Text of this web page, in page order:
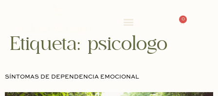
0
Etiqueta: psicologo
SÍNTOMAS DE DEPENDENCIA EMOCIONAL